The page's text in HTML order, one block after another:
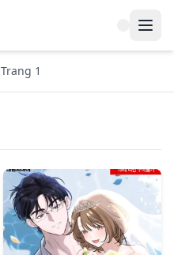
Trang 1